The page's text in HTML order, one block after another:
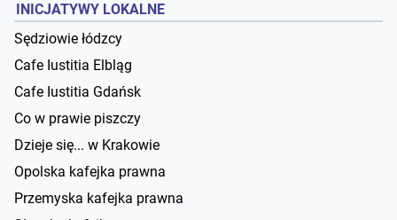
INICJATYWY LOKALNE
Sędziowie łódzcy
Cafe Iustitia Elbląg
Cafe Iustitia Gdańsk
Co w prawie piszczy
Dzieje się... w Krakowie
Opolska kafejka prawna
Przemyska kafejka prawna